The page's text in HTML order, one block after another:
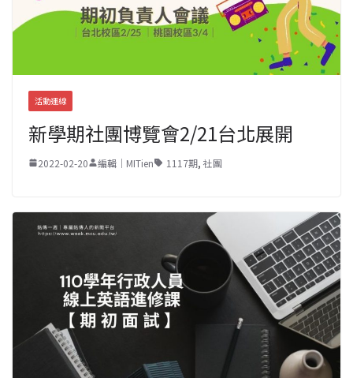
活動連線
新學期社團博覽會2/21台北展開
2022-02-20 編輯｜MITien 1117期, 社團